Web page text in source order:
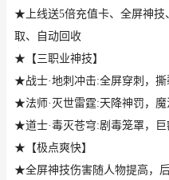
★上线送5倍充值卡、全屏神技
取、自动回收
★【三职业神技】
★战士·地刺冲击:全屏穿刺，撕
★法师·灭世雷霆:天降神罚，
★道士·毒灭苍穹:剧毒笼罩，
★【极点爽快】
★全屏神技伤害随人物提高，